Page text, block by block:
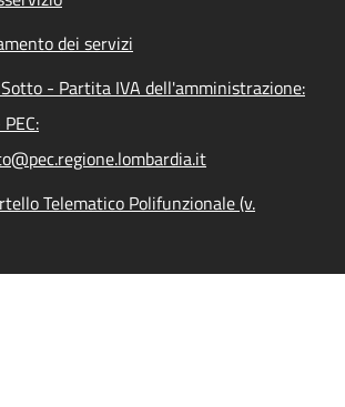
dei servizi
- Partita IVA dell'amministrazione:
Telematico Polifunzionale (v.